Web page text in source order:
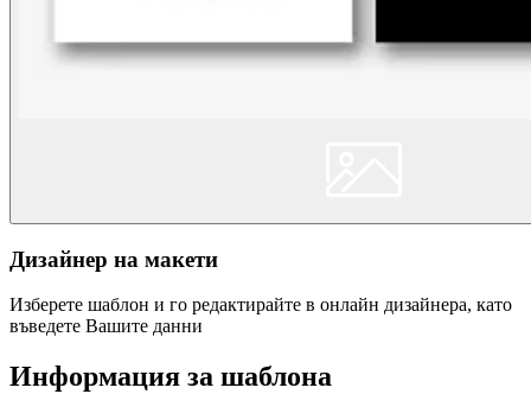
Дизайнер на макети
Изберете шаблон и го редактирайте в онлайн дизайнера, като
въведете Вашите данни
Информация за шаблона